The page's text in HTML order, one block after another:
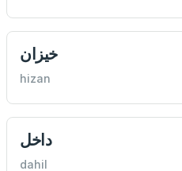
خيزان
hizan
داخل
dahil